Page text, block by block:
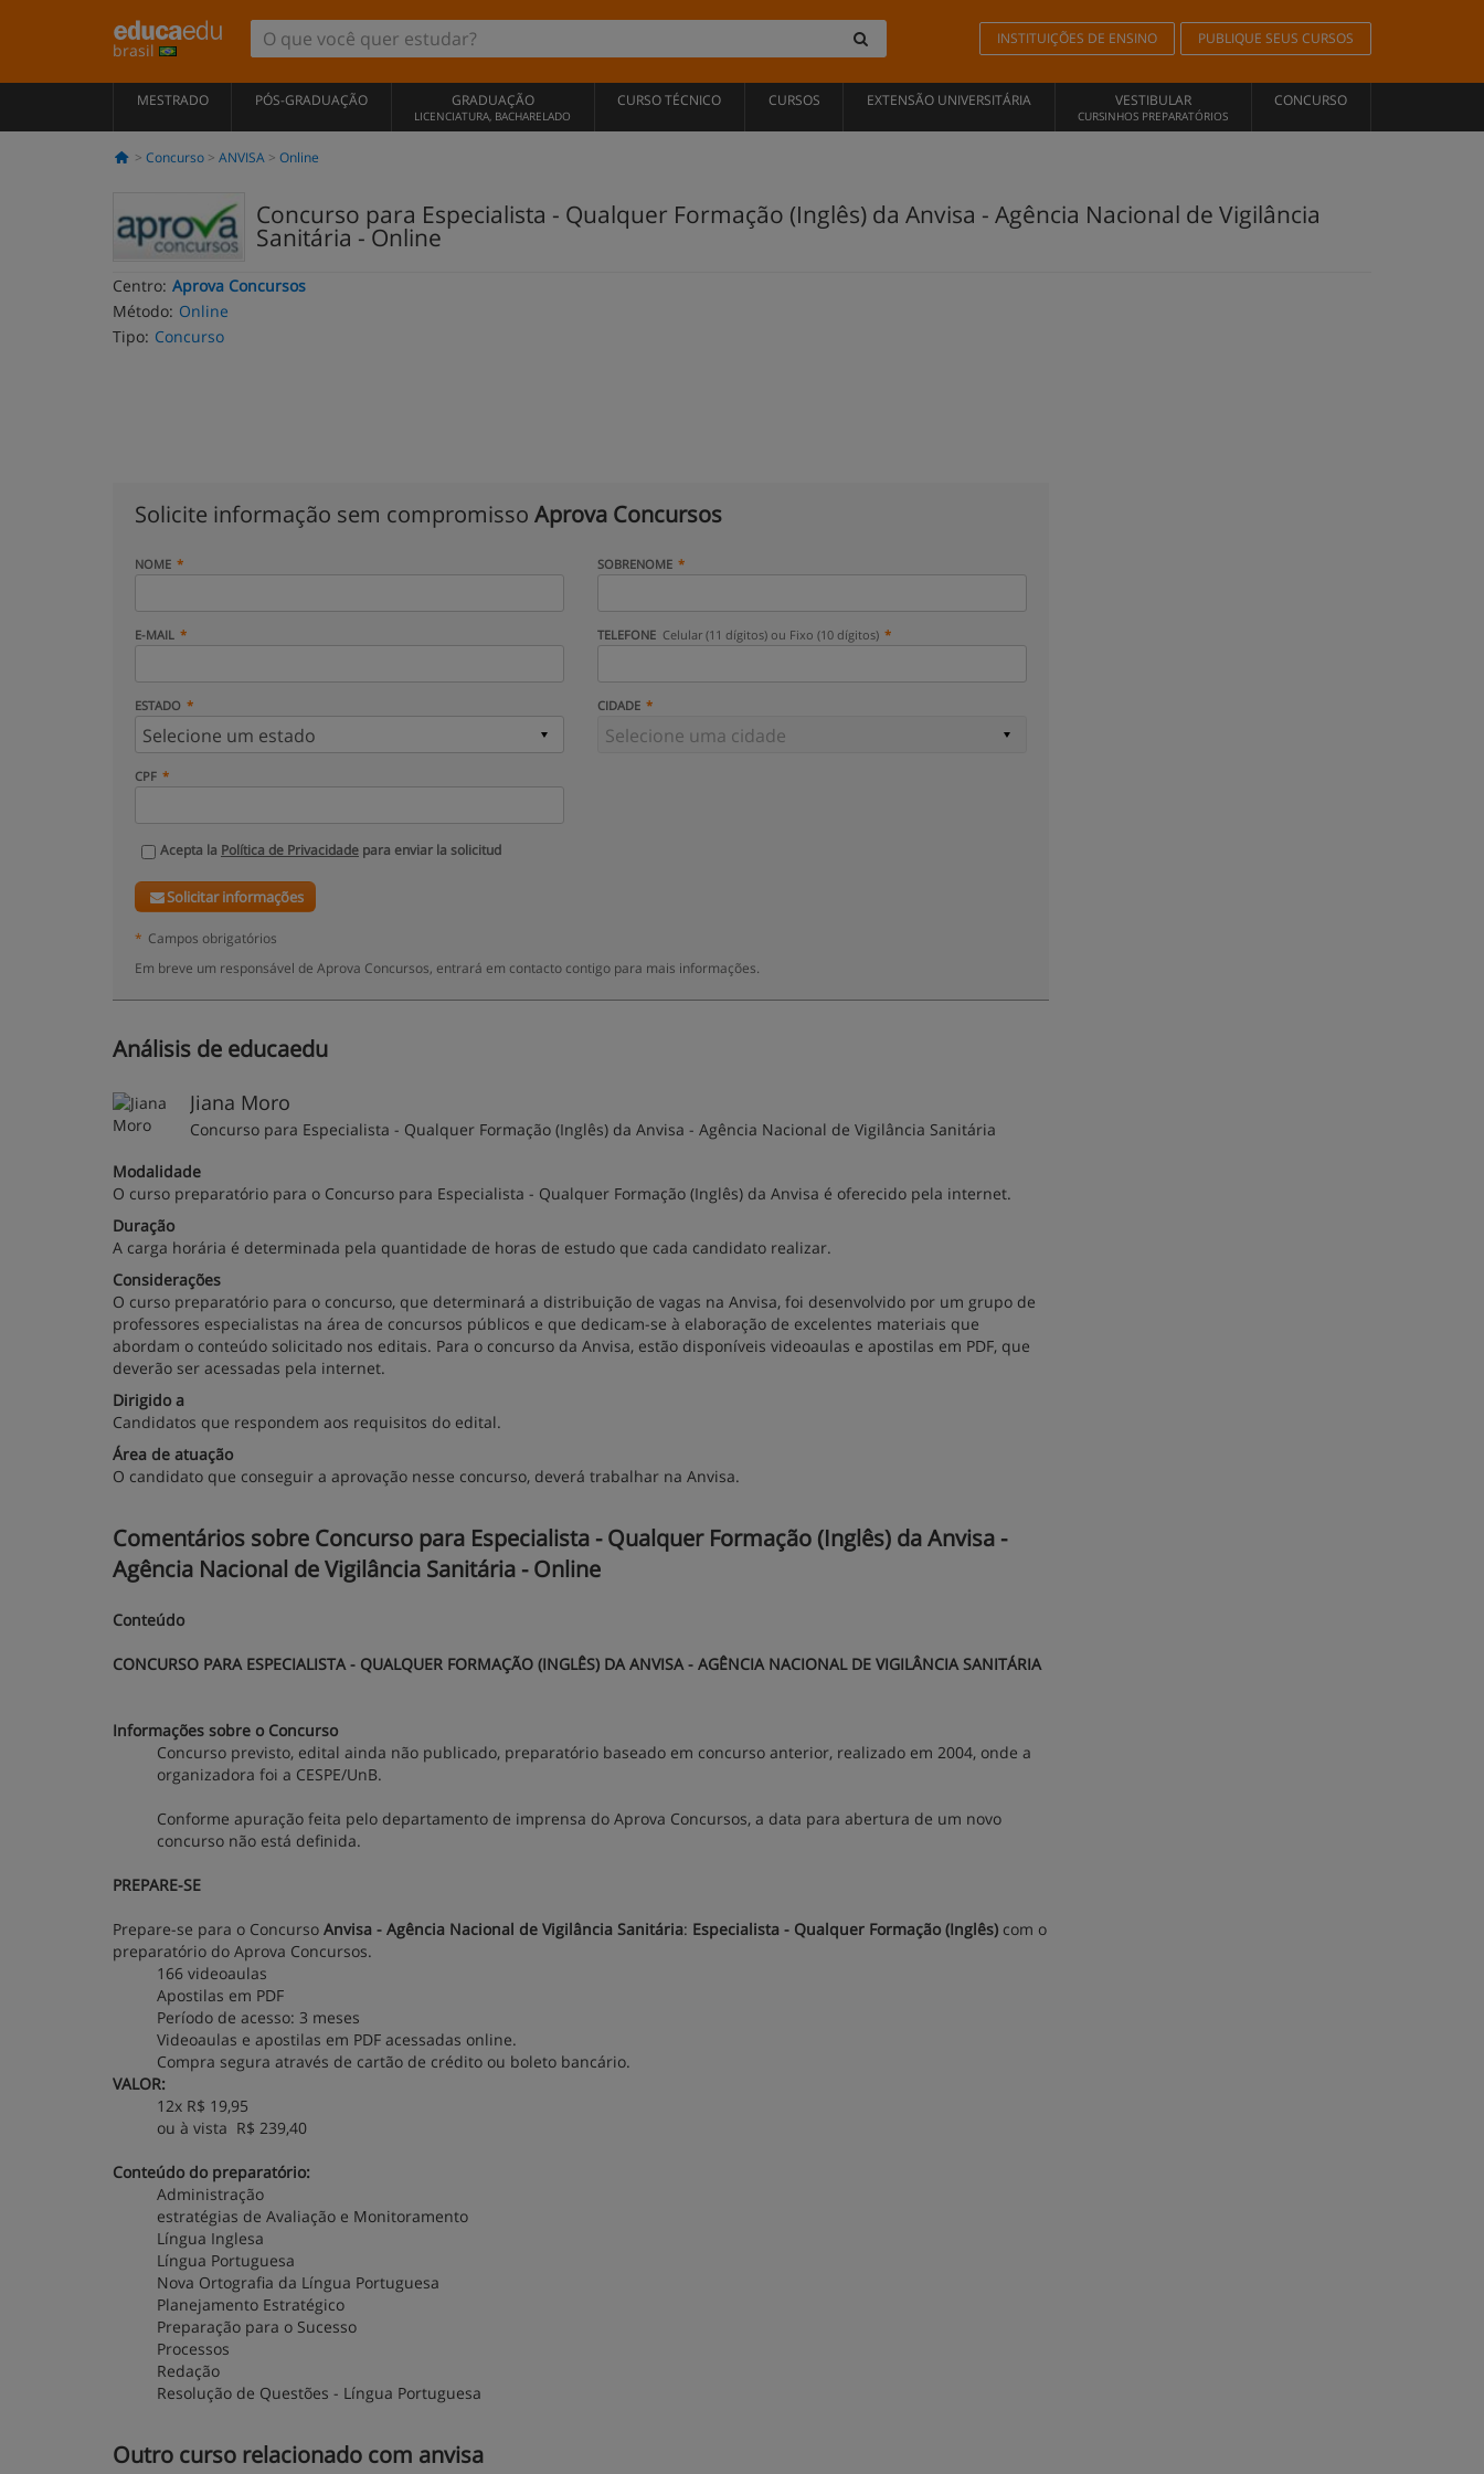
brasil
INSTITUIÇÕES DE ENSINO PUBLIQUE SEUS CURSOS
MESTRADO PÓS-GRADUAÇÃO GRADUAÇÃO
LICENCIATURA, BACHARELADO
CURSO TÉCNICO CURSOS EXTENSÃO UNIVERSITÁRIA VESTIBULAR
CURSINHOS PREPARATÓRIOS
CONCURSO
Concurso ANVISA Online
Concurso para Especialista - Qualquer Formação (Inglês) da Anvisa - Agência Nacional de Vigilância
Sanitária - Online
Centro: Aprova Concursos
Método: Online
Tipo: Concurso
Solicite informação sem compromisso Aprova Concursos
NOME SOBRENOME
E-MAIL TELEFONE Celular (11 dígitos) ou Fixo (10 dígitos)
ESTADO CIDADE
CPF
Acepta la Política de Privacidade para enviar la solicitud
Solicitar informações
* Campos obrigatórios
Em breve um responsável de Aprova Concursos, entrará em contacto contigo para mais informações.
Análisis de educaedu
Jiana Moro
Concurso para Especialista - Qualquer Formação (Inglês) da Anvisa - Agência Nacional de Vigilância Sanitária
Modalidade
O curso preparatório para o Concurso para Especialista - Qualquer Formação (Inglês) da Anvisa é oferecido pela internet.
Duração
A carga horária é determinada pela quantidade de horas de estudo que cada candidato realizar.
Considerações
O curso preparatório para o concurso, que determinará a distribuição de vagas na Anvisa, foi desenvolvido por um grupo de
professores especialistas na área de concursos públicos e que dedicam-se à elaboração de excelentes materiais que
abordam o conteúdo solicitado nos editais. Para o concurso da Anvisa, estão disponíveis videoaulas e apostilas em PDF, que
deverão ser acessadas pela internet.
Dirigido a
Candidatos que respondem aos requisitos do edital.
Área de atuação
O candidato que conseguir a aprovação nesse concurso, deverá trabalhar na Anvisa.
Comentários sobre Concurso para Especialista - Qualquer Formação (Inglês) da Anvisa -
Agência Nacional de Vigilância Sanitária - Online
Conteúdo
CONCURSO PARA ESPECIALISTA - QUALQUER FORMAÇÃO (INGLÊS) DA ANVISA - AGÊNCIA NACIONAL DE VIGILÂNCIA SANITÁRIA
Informações sobre o Concurso
Concurso previsto, edital ainda não publicado, preparatório baseado em concurso anterior, realizado em 2004, onde a
organizadora foi a CESPE/UnB.
Conforme apuração feita pelo departamento de imprensa do Aprova Concursos, a data para abertura de um novo
concurso não está definida.
PREPARE-SE
Prepare-se para o Concurso Anvisa - Agência Nacional de Vigilância Sanitária: Especialista - Qualquer Formação (Inglês) com o
preparatório do Aprova Concursos.
166 videoaulas
Apostilas em PDF
Período de acesso: 3 meses
Videoaulas e apostilas em PDF acessadas online.
Compra segura através de cartão de crédito ou boleto bancário.
VALOR:
12x R$ 19,95
ou à vista R$ 239,40
Conteúdo do preparatório:
Administração
estratégias de Avaliação e Monitoramento
Língua Inglesa
Língua Portuguesa
Nova Ortografia da Língua Portuguesa
Planejamento Estratégico
Preparação para o Sucesso
Processos
Redação
Resolução de Questões - Língua Portuguesa
Outro curso relacionado com anvisa